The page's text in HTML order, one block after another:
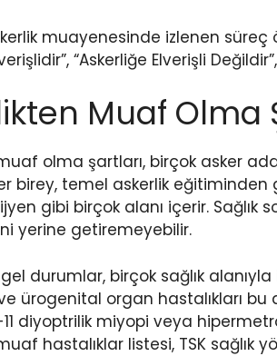
muayenesinde izlenen
“Askerliğe Elverişli
Muaf Olma
olma şartları, birçok asker
birey, temel askerlik eğitiminden
gibi birçok alanı içerir. Sağlık
yerine getiremeyebilir.
durumlar, birçok sağlık alanıyla
ürogenital organ hastalıkları bu
11 diyoptrilik miyopi veya
hastalıklar listesi, TSK sağlık